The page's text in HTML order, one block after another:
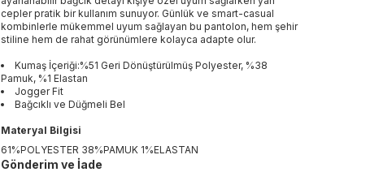
cepler pratik bir kullanım sunuyor. Günlük ve smart-casual
kombinlerle mükemmel uyum sağlayan bu pantolon, hem şehir
stiline hem de rahat görünümlere kolayca adapte olur.
Kumaş İçeriği:%51 Geri Dönüştürülmüş Polyester, %38
Pamuk, %1 Elastan
Jogger Fit
Bağcıklı ve Düğmeli Bel
Materyal Bilgisi
61%POLYESTER 38%PAMUK 1%ELASTAN
Gönderim ve İade